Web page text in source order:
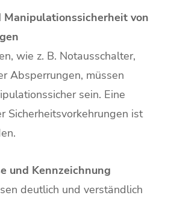
von
wie z. B. Notausschalter,
Absperrungen, müssen
sein. Eine
Sicherheitsvorkehrungen ist
und Kennzeichnung
deutlich und verständlich